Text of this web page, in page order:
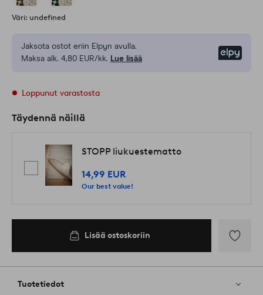
Väri: undefined
Jaksota ostot eriin Elpyn avulla.
Maksa alk. 4,80 EUR/kk. Lue lisää
Loppunut varastosta
Täydennä näillä
STOPP liukuestematto
14,99 EUR
Our best value!
Lisää ostoskoriin
Tuotetiedot